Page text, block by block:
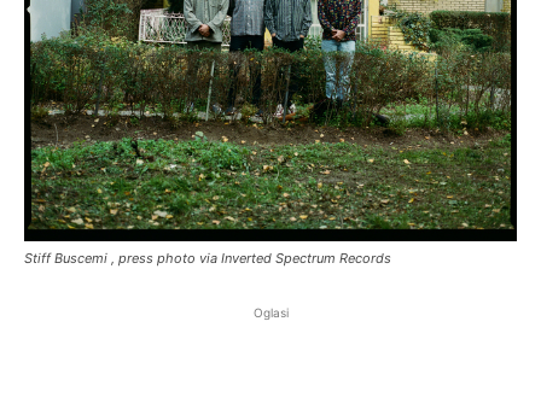
Stiff Buscemi , press photo via Inverted Spectrum Records
Oglasi